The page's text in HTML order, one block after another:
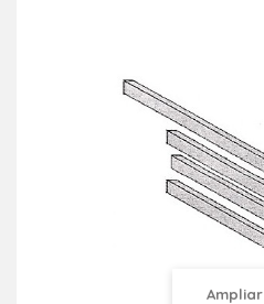
Ampliar